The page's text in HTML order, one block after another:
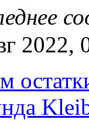
2022,